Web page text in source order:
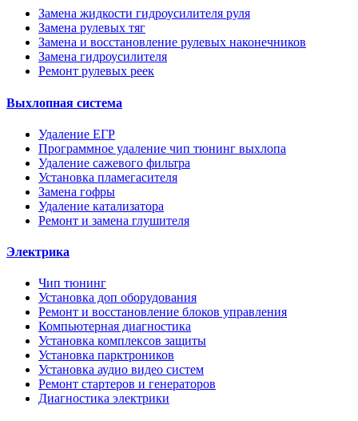
Замена жидкости гидроусилителя руля
Замена рулевых тяг
Замена и восстановление рулевых наконечников
Замена гидроусилителя
Ремонт рулевых реек
Выхлопная система
Удаление ЕГР
Программное удаление чип тюнинг выхлопа
Удаление сажевого фильтра
Установка пламегасителя
Замена гофры
Удаление катализатора
Ремонт и замена глушителя
Электрика
Чип тюнинг
Установка доп оборудования
Ремонт и восстановление блоков управления
Компьютерная диагностика
Установка комплексов защиты
Установка парктроников
Установка аудио видео систем
Ремонт стартеров и генераторов
Диагностика электрики